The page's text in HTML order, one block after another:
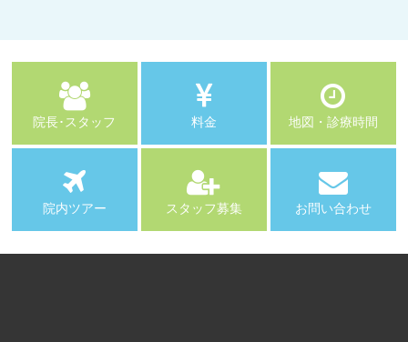
院長･スタッフ 料金 地図・診療時間
院内ツアー スタッフ募集 お問い合わせ